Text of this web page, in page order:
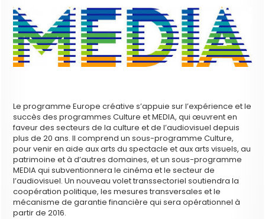
Le programme Europe créative s’appuie sur l’expérience et le
succès des programmes Culture et MEDIA, qui œuvrent en
faveur des secteurs de la culture et de l’audiovisuel depuis
plus de 20 ans. Il comprend un sous-programme Culture,
pour venir en aide aux arts du spectacle et aux arts visuels, au
patrimoine et à d’autres domaines, et un sous-programme
MEDIA qui subventionnera le cinéma et le secteur de
l’audiovisuel. Un nouveau volet transsectoriel soutiendra la
coopération politique, les mesures transversales et le
mécanisme de garantie financière qui sera opérationnel à
partir de 2016.